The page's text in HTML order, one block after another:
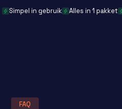
Simpel in gebruik Alles in 1 pakket
FAQ